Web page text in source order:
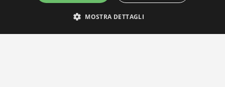
MOSTRA DETTAGLI